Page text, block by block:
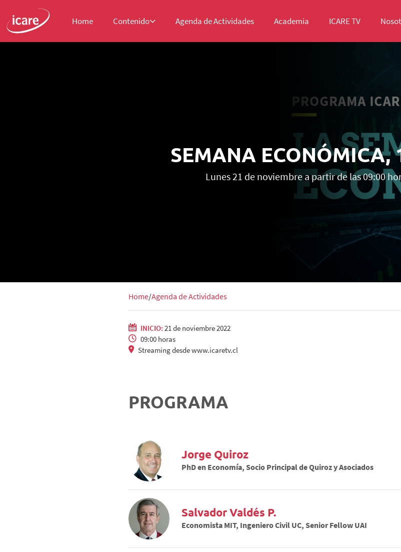
Home Contenido Agenda de Actividades Academia ICARE TV
SEMANA
Lunes 21 de noviembre a partir de las 09:00
Home Agenda de Actividades
INICIO: 21 de noviembre 2022
09:00 horas
Streaming desde www.icaretv.cl
PROGRAMA
Jorge Quiroz
PhD en Economía, Socio Principal de Quiroz y Asociados
Salvador Valdés P.
Economista MIT, Ingeniero Civil UC, Senior Fellow UAI